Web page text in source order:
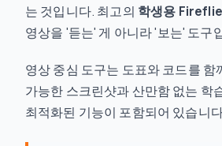
는 것입니다. 최고의 학생용
영상을 '듣는' 게 아니라 '보는' 도구
영상 중심 도구는 도표와 코드를 함
가능한 스크린샷과 산만함 없는 학
최적화된 기능이 포함되어 있습니